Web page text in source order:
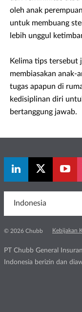
oleh anak
untuk membuang
lebih unggul
Kelima tips tersebut
membiasakan anak-
tugas apapun di
kedisiplinan diri
bertanggung jawab.
Indonesia
© 2026 Chubb Kebijakan
PT Chubb General
Indonesia berizin dan